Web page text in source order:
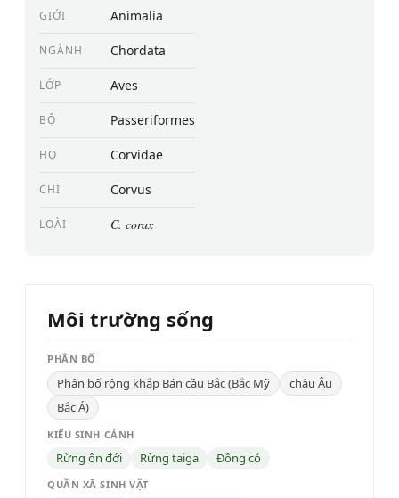
GIỚI Animalia
NGÀNH Chordata
LỚP Aves
BỘ Passeriformes
HỌ Corvidae
CHI Corvus
LOÀI C. corax
Môi trường sống
PHÂN BỐ
Phân bố rộng khắp Bán cầu Bắc (Bắc Mỹ
châu Âu
Bắc Á)
KIỂU SINH CẢNH
Rừng ôn đới Rừng taiga Đồng cỏ
QUẦN XÃ SINH VẬT